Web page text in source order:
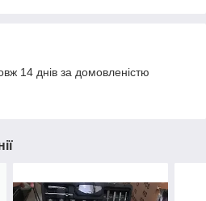
14 днів за домовленістю